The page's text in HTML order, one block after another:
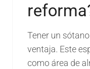
Tener un
ventaja. Este
como área de